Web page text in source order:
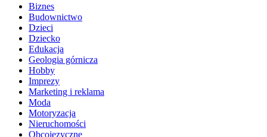
Biznes
Budownictwo
Dzieci
Dziecko
Edukacja
Geologia górnicza
Hobby
Imprezy
Marketing i reklama
Moda
Motoryzacja
Nieruchomości
Obcojęzyczne